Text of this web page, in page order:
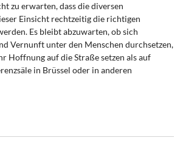
zu erwarten, dass die diversen
Einsicht rechtzeitig die richtigen
Es bleibt abzuwarten, ob sich
Vernunft unter den Menschen durchsetzen,
Hoffnung auf die Straße setzen als auf
in Brüssel oder in anderen